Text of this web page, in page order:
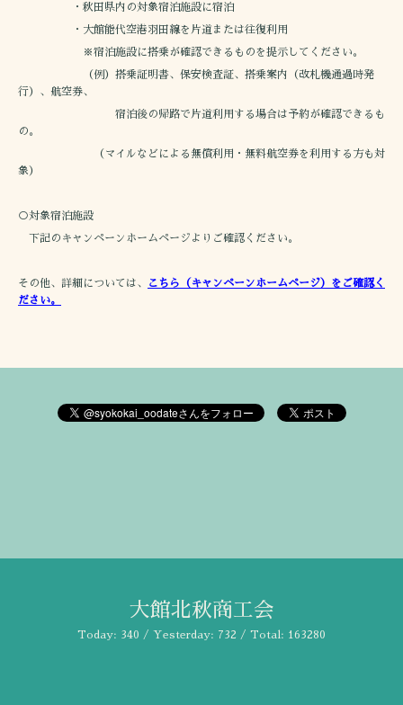
・秋田県内の対象宿泊施設に宿泊
・大館能代空港羽田線を片道または往復利用
※宿泊施設に搭乗が確認できるものを提示してください。
（例）搭乗証明書、保安検査証、搭乗案内（改札機通過時発
行）、航空券、
宿泊後の帰路で片道利用する場合は予約が確認できるも
の。
（マイルなどによる無償利用・無料航空券を利用する方も対
象）
○対象宿泊施設
下記のキャンペーンホームページよりご確認ください。
その他、詳細については、
こちら（キャンペーンホームページ）をご確認く
ださい。
大館北秋商工会
Today: 340 / Yesterday: 732 / Total: 163280